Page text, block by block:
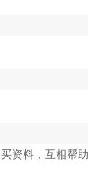
资料，互相帮